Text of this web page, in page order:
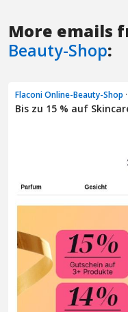
More emails
Beauty-Shop:
Flaconi Online-Beauty-Shop
Bis zu 15 % auf